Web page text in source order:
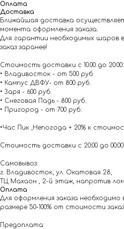
Оплата
Доставка
Ближайшая доставка
момента оформления заказа.
Для гарантии необходимых шаров
заказ заранее!
Стоимость доставки с 10.00 до 20:00:
• Владивосток - от 500 руб.
• Кампус ДВФУ- от 800 руб.
• Заря - 600 руб.
• Снеговая Падь - 800 руб.
• Пригород - от 700 руб.
•Час Пик ,Непогода + 20% к
Стоимость доставки с 20:00 до 00:00
Самовывоз:
г. Владивосток, ул. Окатовая 28,
ТЦ Махаон , 2-й этаж, напротив
Оплата
Для оформления заказа
размере 50-100% от стоимости
Предоплата: